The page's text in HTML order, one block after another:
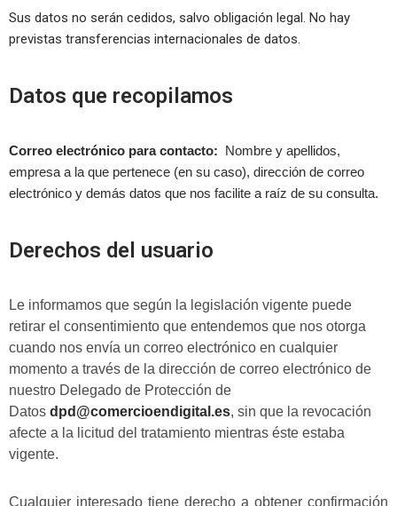
Sus datos no serán cedidos, salvo obligación legal. No hay
previstas transferencias internacionales de datos.
Datos que recopilamos
Correo electrónico para contacto: Nombre y apellidos,
empresa a la que pertenece (en su caso), dirección de correo
electrónico y demás datos que nos facilite a raíz de su consulta.
Derechos del usuario
Le informamos que según la legislación vigente puede
retirar el consentimiento que entendemos que nos otorga
cuando nos envía un correo electrónico en cualquier
momento a través de la dirección de correo electrónico de
nuestro Delegado de Protección de
Datos dpd@comercioendigital.es, sin que la revocación
afecte a la licitud del tratamiento mientras éste estaba
vigente.
Cualquier interesado tiene derecho a obtener confirmación